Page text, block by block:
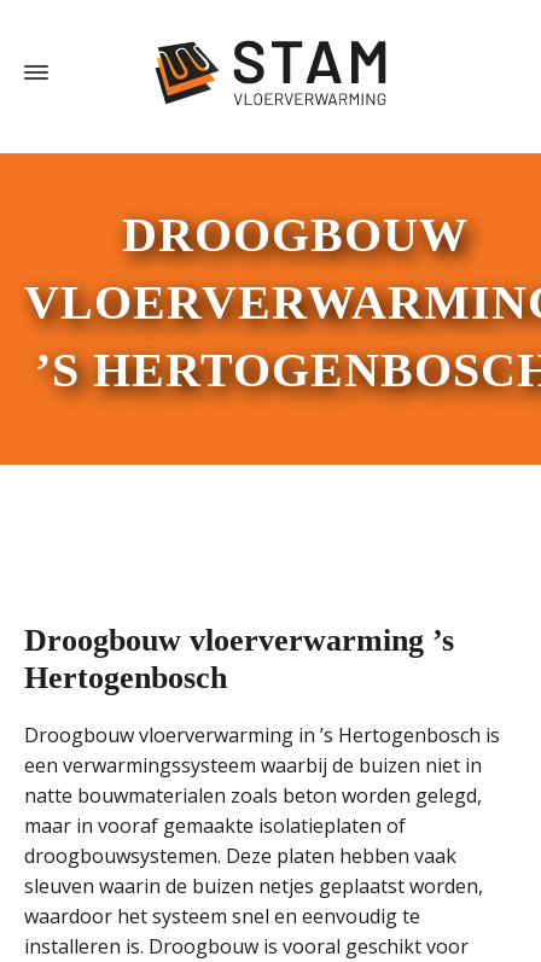
DROOGBOUW
’S
Droogbouw vloerverwarming ’s
Hertogenbosch
Droogbouw vloerverwarming in ’s Hertogenbosch is
een verwarmingssysteem waarbij de buizen niet in
natte bouwmaterialen zoals beton worden gelegd,
maar in vooraf gemaakte isolatieplaten of
droogbouwsystemen. Deze platen hebben vaak
sleuven waarin de buizen netjes geplaatst worden,
waardoor het systeem snel en eenvoudig te
installeren is. Droogbouw is vooral geschikt voor